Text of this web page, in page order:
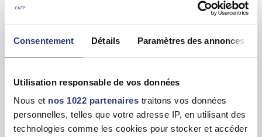
Consentement Détails Paramètres des annonces
Utilisation responsable de vos données
Nous et nos 1022 partenaires traitons vos données
personnelles, telles que votre adresse IP, en utilisant des
technologies comme les cookies pour stocker et accéder
Les tests sur les départements voisins
Charente (16) 19 dates disponibles
Corrèze (19) 31 dates disponibles
Dordogne (24) 26 dates disponibles